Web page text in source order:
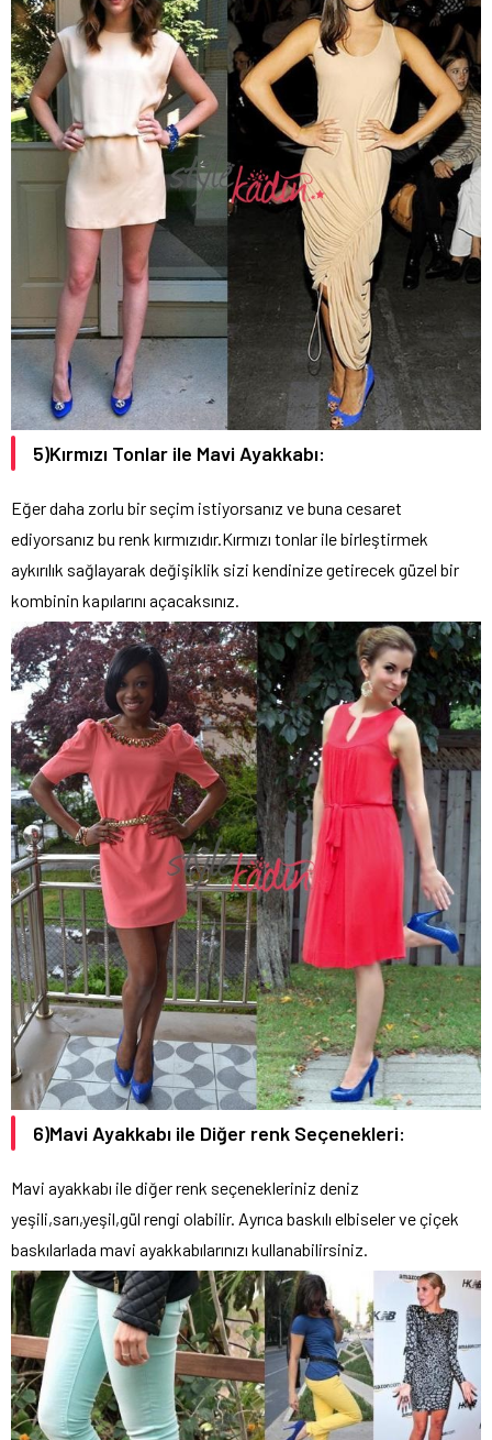
5)Kırmızı Tonlar ile Mavi Ayakkabı:
Eğer daha zorlu bir seçim istiyorsanız ve buna cesaret
ediyorsanız bu renk kırmızıdır.Kırmızı tonlar ile birleştirmek
aykırılık sağlayarak değişiklik sizi kendinize getirecek güzel bir
kombinin kapılarını açacaksınız.
6)Mavi Ayakkabı ile Diğer renk Seçenekleri:
Mavi ayakkabı ile diğer renk seçenekleriniz deniz
yeşili,sarı,yeşil,gül rengi olabilir. Ayrıca baskılı elbiseler ve çiçek
baskılarlada mavi ayakkabılarınızı kullanabilirsiniz.